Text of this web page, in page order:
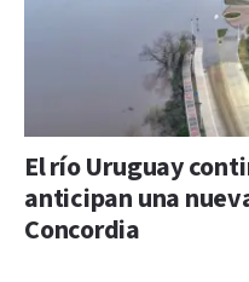
El río Uruguay
anticipan una
Concordia